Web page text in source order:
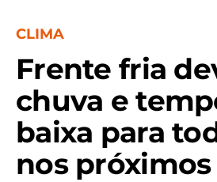
CLIMA
Frente fria
chuva e
baixa para
nos próximos